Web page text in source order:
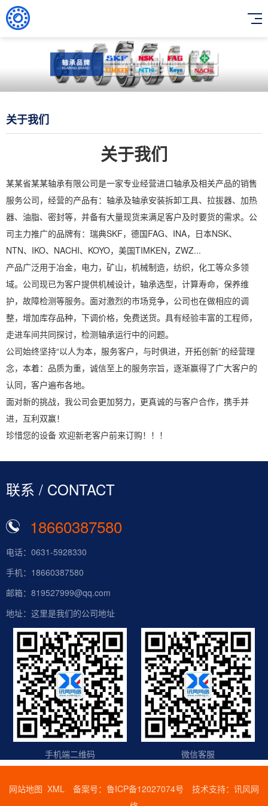
关于我们
关于我们
某某省某某轴承有限公司是一家专业经营进口轴承及相关产品的销售
服务公司，经营的产品有：轴承及轴承安装拆卸工具、拉拔器、加热
器、油脂、密封等，并备有大量现货来满足客户及时要货的需求。公
司主力推广的品牌有：瑞典SKF，德国FAG、INA，日本NSK、
NTN、IKO、NACHI、KOYO，美国TIMKEN，ZWZ...
产品广泛用于冶金，电力，矿山，机械制造，纺织，化工等众多领
域。公司现已为客户提供机械设计，轴承选型，计算寿命，保养维
护，故障检测等服务。面对激烈的市场竞争，公司也在做相应的调
整，增加库存品种，下调价格，免费送货。具有经验丰富的工程师，
走进车间共同探讨，检测轴承运行中的问题。
公司始终坚持“以人为本，服务客户，与时俱进，开拓创新”的经营理
念，本着：品质为重，诚信至上的服务宗旨，逐渐赢得了广大客户的
认同，客户遍布各地。
面对新的挑战，我公司会更加努力，更真诚的与客户合作，携手并
进，互利双赢！
珍惜您的设备 欢迎新老客户前来订购！！！
联系 / CONTACT
18660387580
电话：0631-5928330
手机：18660387580
邮箱：819527999@qq.com
地址：这里是我们的公司地址
手机端二维码 微信客服
网站地图 XML 备案号： 鲁ICP备12027074号 技术支持： 讯风网